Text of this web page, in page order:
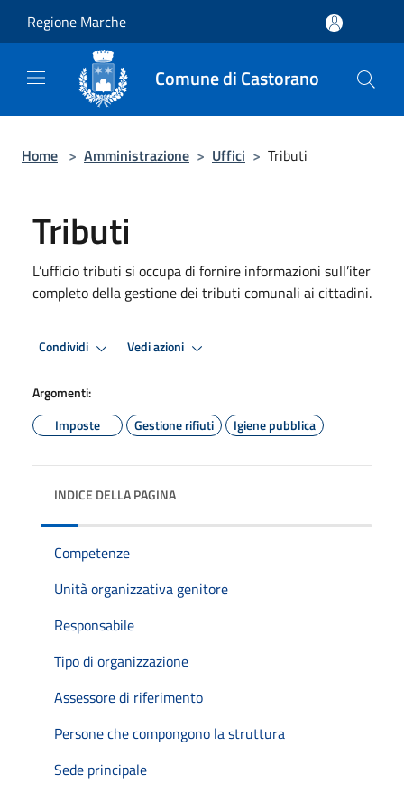
Regione Marche
Comune di Castorano
Home > Amministrazione > Uffici > Tributi
Tributi
L’ufficio tributi si occupa di fornire informazioni sull’iter
completo della gestione dei tributi comunali ai cittadini.
Condividi Vedi azioni
Argomenti:
Imposte
Gestione rifiuti Igiene pubblica
INDICE DELLA PAGINA
Competenze
Unità organizzativa genitore
Responsabile
Tipo di organizzazione
Assessore di riferimento
Persone che compongono la struttura
Sede principale